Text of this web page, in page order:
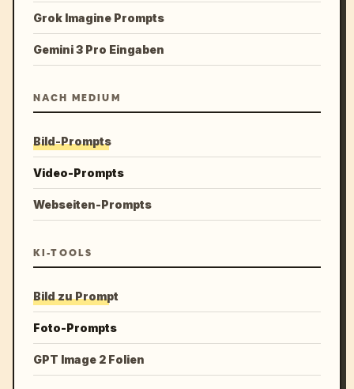
Grok Imagine Prompts
Gemini 3 Pro Eingaben
NACH MEDIUM
Bild-Prompts
Video-Prompts
Webseiten-Prompts
KI-TOOLS
Bild zu Prompt
Foto-Prompts
GPT Image 2 Folien